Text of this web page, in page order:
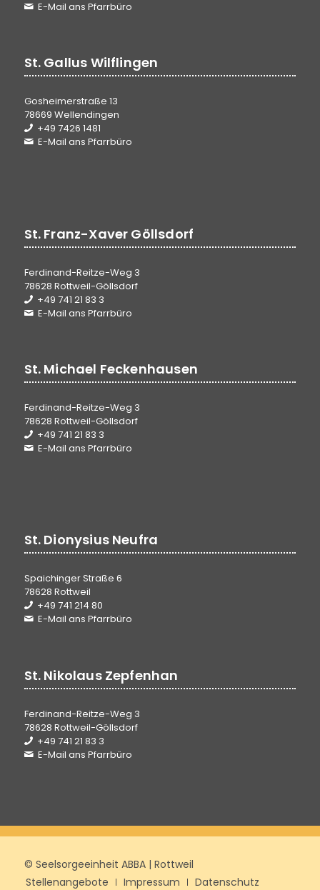
E-Mail ans Pfarrbüro
St. Gallus Wilflingen
Gosheimerstraße 13
78669 Wellendingen
+49 7426 1481
E-Mail ans Pfarrbüro
St. Franz-Xaver Göllsdorf
Ferdinand-Reitze-Weg 3
78628 Rottweil-Göllsdorf
+49 741 21 83 3
E-Mail ans Pfarrbüro
St. Michael Feckenhausen
Ferdinand-Reitze-Weg 3
78628 Rottweil-Göllsdorf
+49 741 21 83 3
E-Mail ans Pfarrbüro
St. Dionysius Neufra
Spaichinger Straße 6
78628 Rottweil
+49 741 214 80
E-Mail ans Pfarrbüro
St. Nikolaus Zepfenhan
Ferdinand-Reitze-Weg 3
78628 Rottweil-Göllsdorf
+49 741 21 83 3
E-Mail ans Pfarrbüro
© Seelsorgeeinheit ABBA | Rottweil
Stellenangebote
Impressum Datenschutz